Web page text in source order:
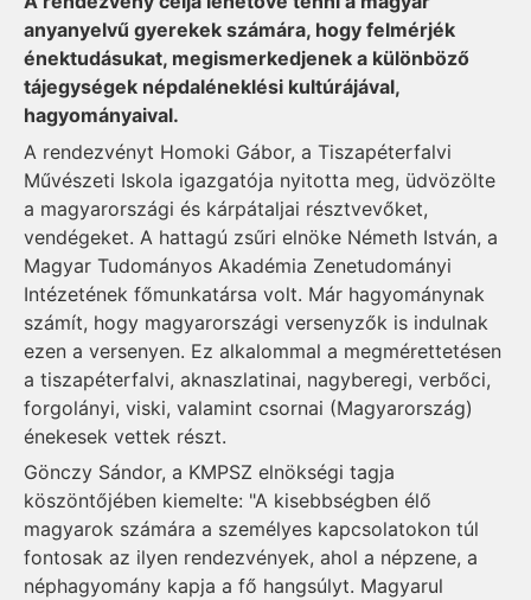
anyanyelvű gyerekek számára, hogy felmérjék
énektudásukat, megismerkedjenek a különböző
tájegységek népdaléneklési kultúrájával,
hagyományaival.
A rendezvényt Homoki Gábor, a Tiszapéterfalvi
Művészeti Iskola igazgatója nyitotta meg, üdvözölte
a magyarországi és kárpátaljai résztvevőket,
vendégeket. A hattagú zsűri elnöke Németh István, a
Magyar Tudományos Akadémia Zenetudományi
Intézetének főmunkatársa volt. Már hagyománynak
számít, hogy magyarországi versenyzők is indulnak
ezen a versenyen. Ez alkalommal a megmérettetésen
a tiszapéterfalvi, aknaszlatinai, nagyberegi, verbőci,
forgolányi, viski, valamint csornai (Magyarország)
énekesek vettek részt.
Gönczy Sándor, a KMPSZ elnökségi tagja
köszöntőjében kiemelte: "A kisebbségben élő
magyarok számára a személyes kapcsolatokon túl
fontosak az ilyen rendezvények, ahol a népzene, a
néphagyomány kapja a fő hangsúlyt. Magyarul